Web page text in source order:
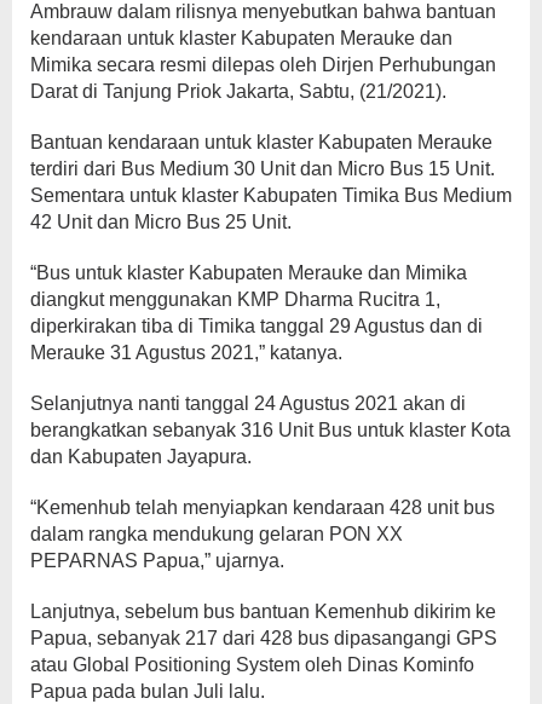
Ambrauw dalam rilisnya menyebutkan bahwa bantuan
kendaraan untuk klaster Kabupaten Merauke dan
Mimika secara resmi dilepas oleh Dirjen Perhubungan
Darat di Tanjung Priok Jakarta, Sabtu, (21/2021).
Bantuan kendaraan untuk klaster Kabupaten Merauke
terdiri dari Bus Medium 30 Unit dan Micro Bus 15 Unit.
Sementara untuk klaster Kabupaten Timika Bus Medium
42 Unit dan Micro Bus 25 Unit.
“Bus untuk klaster Kabupaten Merauke dan Mimika
diangkut menggunakan KMP Dharma Rucitra 1,
diperkirakan tiba di Timika tanggal 29 Agustus dan di
Merauke 31 Agustus 2021,” katanya.
Selanjutnya nanti tanggal 24 Agustus 2021 akan di
berangkatkan sebanyak 316 Unit Bus untuk klaster Kota
dan Kabupaten Jayapura.
“Kemenhub telah menyiapkan kendaraan 428 unit bus
dalam rangka mendukung gelaran PON XX
PEPARNAS Papua,” ujarnya.
Lanjutnya, sebelum bus bantuan Kemenhub dikirim ke
Papua, sebanyak 217 dari 428 bus dipasangangi GPS
atau Global Positioning System oleh Dinas Kominfo
Papua pada bulan Juli lalu.